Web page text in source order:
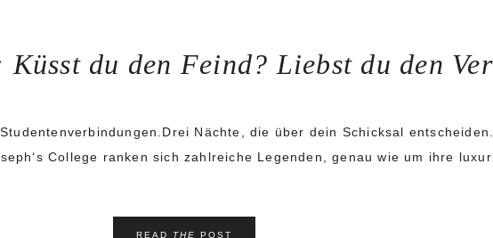
du den Feind? Liebst du den
Nächte, die über dein Schicksal
College ranken sich zahlreiche Legenden, genau wie um ihre
READ THE POST